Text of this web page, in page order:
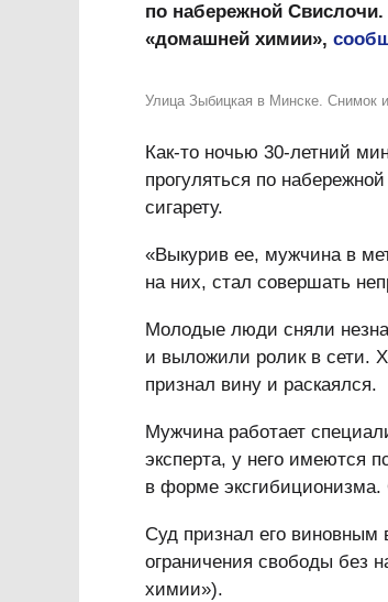
по набережной
«домашней химии»,
Улица Зыбицкая в Минске. Снимок
Как-то ночью 30-летний
прогуляться по
сигарету.
«Выкурив ее, мужчина в
на них, стал совершать
Молодые люди сняли
и выложили ролик в сети.
признал вину и раскаялся.
Мужчина работает
эксперта, у него имеются
в форме эксгибиционизма.
Суд признал его виновным
ограничения свободы без
химии»).